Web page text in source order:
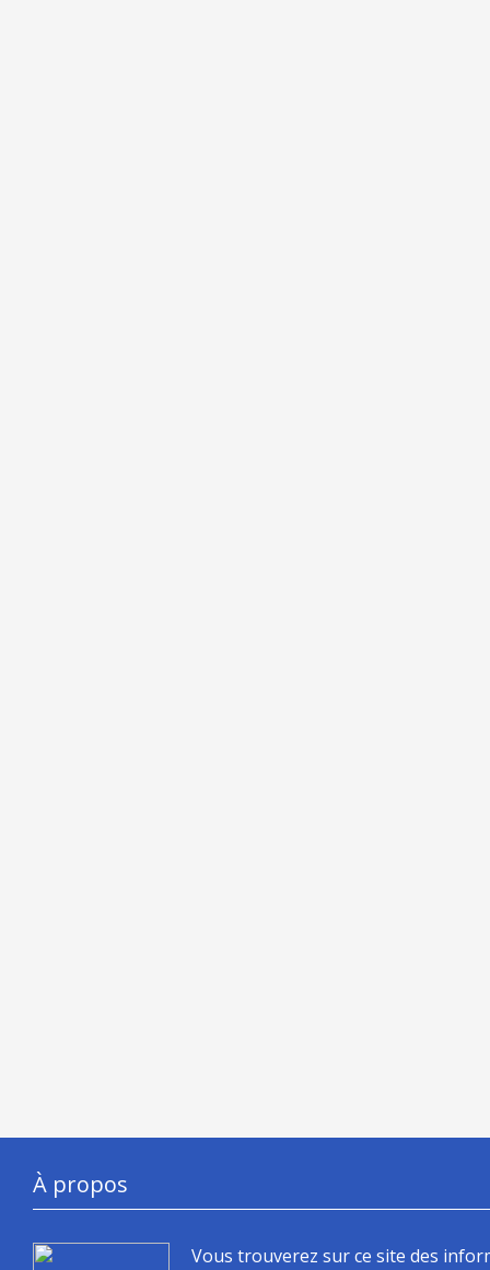
À propos
Vous trouverez sur ce site des